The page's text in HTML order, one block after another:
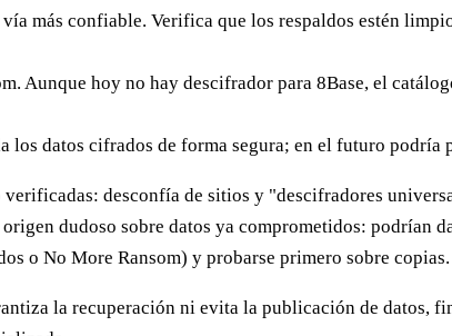
vía más confiable. Verifica que los respaldos estén
Aunque hoy no hay descifrador para 8Base, el
los datos cifrados de forma segura; en el futuro
verificadas: desconfía de sitios y "descifradores
dudoso sobre datos ya comprometidos:
o No More Ransom) y probarse primero sobre copias.
la recuperación ni evita la publicación de datos,